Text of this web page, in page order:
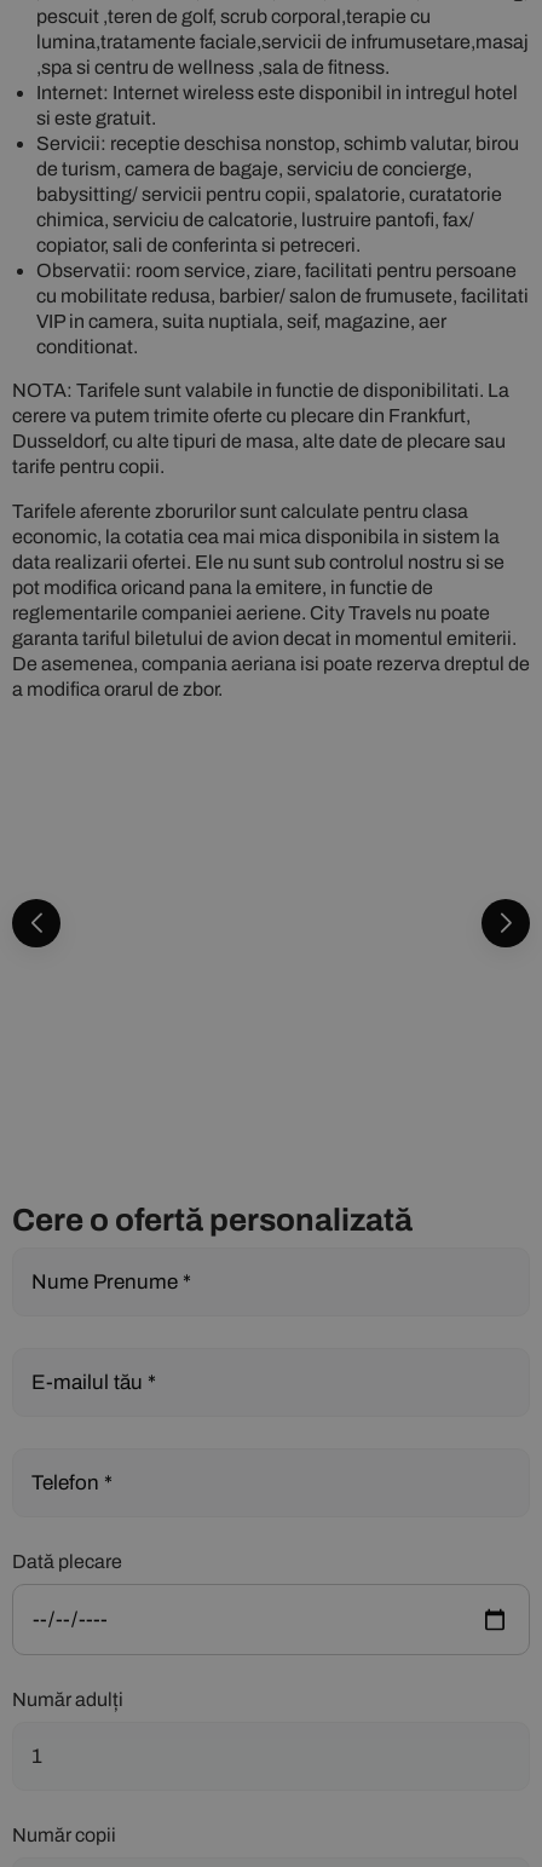
pescuit ,teren de golf, scrub corporal,terapie cu
lumina,tratamente faciale,servicii de infrumusetare,masaj
,spa si centru de wellness ,sala de fitness.
Internet: Internet wireless este disponibil in intregul hotel
si este gratuit.
Servicii: receptie deschisa nonstop, schimb valutar, birou
de turism, camera de bagaje, serviciu de concierge,
babysitting/ servicii pentru copii, spalatorie, curatatorie
chimica, serviciu de calcatorie, lustruire pantofi, fax/
copiator, sali de conferinta si petreceri.
Observatii: room service, ziare, facilitati pentru persoane
cu mobilitate redusa, barbier/ salon de frumusete, facilitati
VIP in camera, suita nuptiala, seif, magazine, aer
conditionat.
NOTA: Tarifele sunt valabile in functie de disponibilitati. La
cerere va putem trimite oferte cu plecare din Frankfurt,
Dusseldorf, cu alte tipuri de masa, alte date de plecare sau
tarife pentru copii.
Tarifele aferente zborurilor sunt calculate pentru clasa
economic, la cotatia cea mai mica disponibila in sistem la
data realizarii ofertei. Ele nu sunt sub controlul nostru si se
pot modifica oricand pana la emitere, in functie de
reglementarile companiei aeriene. City Travels nu poate
garanta tariful biletului de avion decat in momentul emiterii.
De asemenea, compania aeriana isi poate rezerva dreptul de
a modifica orarul de zbor.
Cere o ofertă personalizată
Dată plecare
Număr adulți
Număr copii